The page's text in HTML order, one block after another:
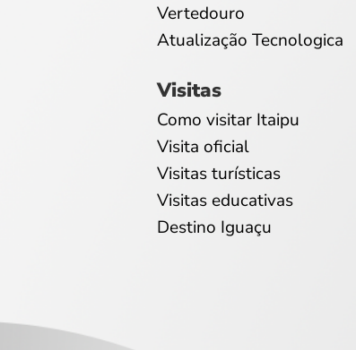
Vertedouro
Atualização Tecnologica
Visitas
Como visitar Itaipu
Visita oficial
Visitas turísticas
Visitas educativas
Destino Iguaçu